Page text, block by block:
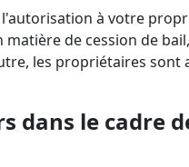
à votre
de cession de
les propriétaires sont
dans le cadre